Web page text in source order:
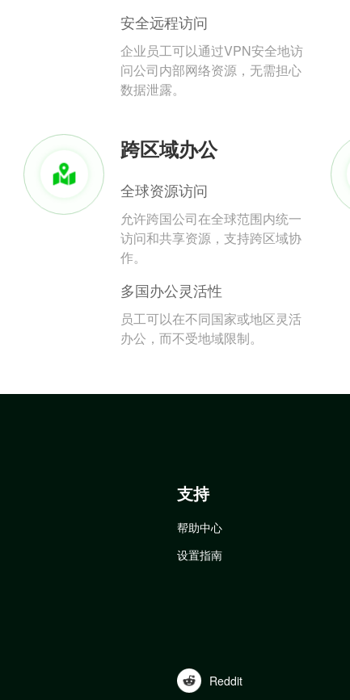
安全远程访问
企业员工可以通过VPN安全地访
问公司内部网络资源，无需担心
数据泄露。
跨区域办公
全球资源访问
允许跨国公司在全球范围内统一
访问和共享资源，支持跨区域协
作。
多国办公灵活性
员工可以在不同国家或地区灵活
办公，而不受地域限制。
支持
帮助中心
设置指南
Reddit